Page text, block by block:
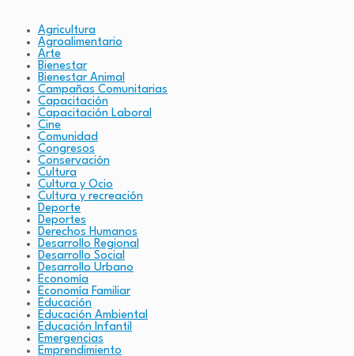
Agricultura
Agroalimentario
Arte
Bienestar
Bienestar Animal
Campañas Comunitarias
Capacitación
Capacitación Laboral
Cine
Comunidad
Congresos
Conservación
Cultura
Cultura y Ocio
Cultura y recreación
Deporte
Deportes
Derechos Humanos
Desarrollo Regional
Desarrollo Social
Desarrollo Urbano
Economía
Economía Familiar
Educación
Educación Ambiental
Educación Infantil
Emergencias
Emprendimiento